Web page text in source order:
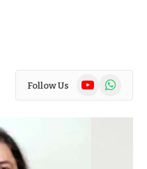
Follow Us YouTubeWhatsApp